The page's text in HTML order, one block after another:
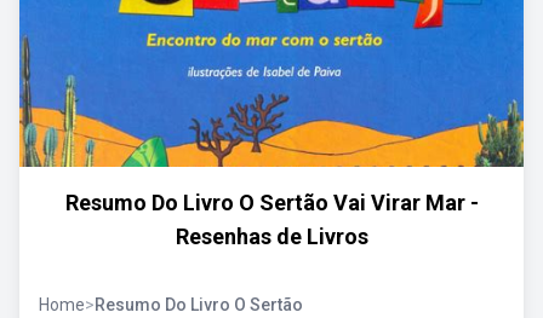
Resumo Do Livro O Sertão Vai Virar Mar -
Resenhas de Livros
Home>Resumo Do Livro O Sertão